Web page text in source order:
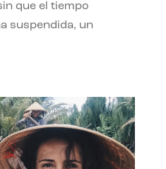
que el tiempo
suspendida, un